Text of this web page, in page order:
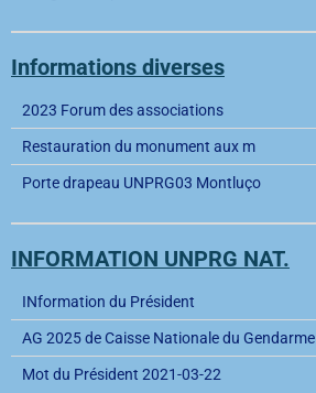
Informations diverses
2023 Forum des associations
Restauration du monument aux m
Porte drapeau UNPRG03 Montluço
INFORMATION UNPRG NAT.
INformation du Président
AG 2025 de Caisse Nationale du Gendarme
Mot du Président 2021-03-22